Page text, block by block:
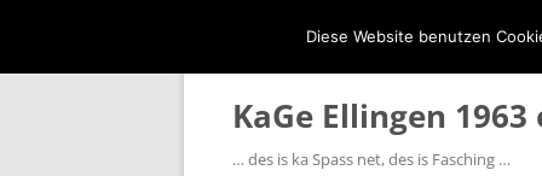
Inhalt
KaGe Ellingen 1963
… des is ka Spass net, des is Fasching …
Diese Website benutzen